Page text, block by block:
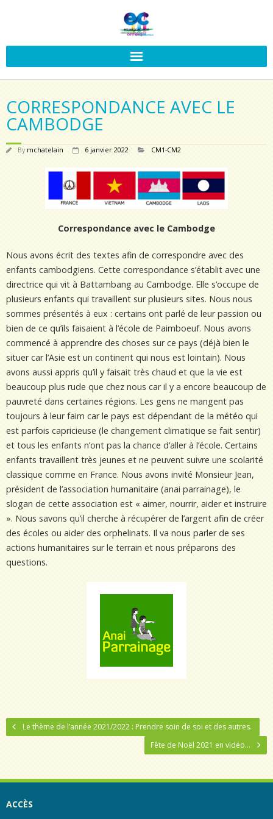
CORRESPONDANCE AVEC LE
CAMBODGE
By mchatelain 6 janvier 2022 CM1-CM2
Correspondance avec le Cambodge
Nous avons écrit des textes afin de correspondre avec des
enfants cambodgiens. Cette correspondance s’établit avec une
directrice qui vit à Battambang au Cambodge. Elle s’occupe de
plusieurs enfants qui travaillent sur plusieurs sites. Nous nous
sommes présentés à eux : certains ont parlé de leur passion ou
bien de ce qu’ils faisaient à l’école de Paimboeuf. Nous avons
commencé à apprendre des choses sur ce pays (déjà bien le
situer car l’Asie est un continent qui nous est lointain). Nous
avons aussi appris qu’il y faisait très chaud et que la vie est
beaucoup plus rude que chez nous car il y a encore beaucoup de
pauvreté dans certaines régions. Les gens ne mangent pas
toujours à leur faim car le pays est dépendant de la météo qui
est parfois capricieuse (le changement climatique se fait sentir)
et tous les enfants n’ont pas la chance d’aller à l’école. Certains
enfants travaillent très jeunes et ne peuvent suivre une scolarité
classique comme en France. Nous avons invité Monsieur Jean,
président de l’association humanitaire (anai parrainage), le
slogan de cette association est « aimer, nourrir, aider et instruire
». Nous savons qu’il cherche à récupérer de l’argent afin de créer
des écoles ou aider des orphelinats. Il va nous parler de ses
actions humanitaires sur le terrain et nous préparons des
questions.
Le thème de l’année 2021/2022 : Prendre soin de soi et des autres.
Fête de Noël 2021 en vidéo…
ACCÈS